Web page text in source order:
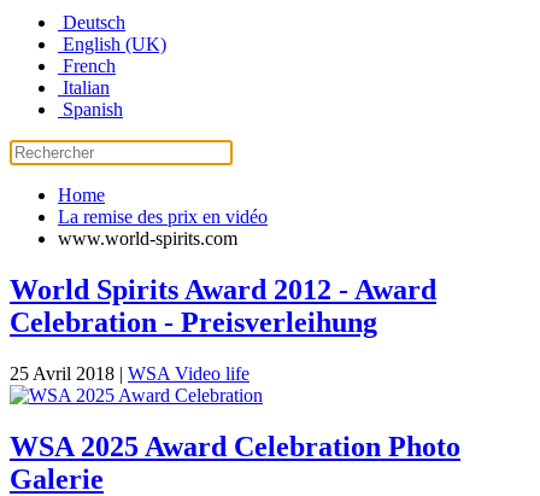
Deutsch
English (UK)
French
Italian
Spanish
Home
La remise des prix en vidéo
www.world-spirits.com
World Spirits Award 2012 - Award
Celebration - Preisverleihung
25 Avril 2018 | WSA Video life
WSA 2025 Award Celebration Photo
Galerie